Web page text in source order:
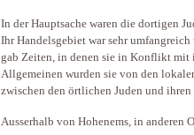
In der Hauptsache waren die dortigen
Ihr Handelsgebiet war sehr
gab Zeiten, in denen sie in Konflikt mit
Allgemeinen wurden sie von den
zwischen den örtlichen Juden und
Ausserhalb von Hohenems, in anderen